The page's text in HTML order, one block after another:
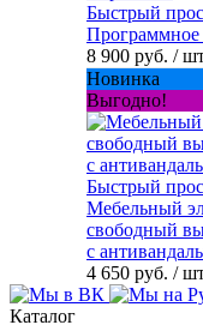
Быстрый
Программное
8 900 руб. /
Новинка
Выгодно!
Быстрый
Мебельный
свободный
с
4 650 руб. /
Каталог